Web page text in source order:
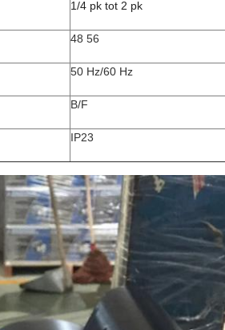
1/4 pk tot 2 pk
48 56
50 Hz/60 Hz
B/F
IP23